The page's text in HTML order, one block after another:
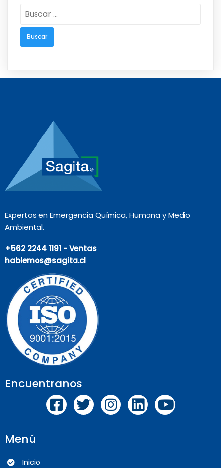
Buscar:
Expertos en Emergencia Química, Humana y Medio
Ambiental.
+562 2244 1191 - Ventas
hablemos@sagita.cl
Encuentranos
Menú
Inicio